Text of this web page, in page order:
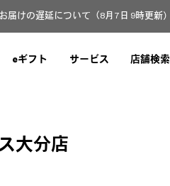
届けの遅延について（8月7日 9時更新）
eギフト サービス 店舗検索
大分店